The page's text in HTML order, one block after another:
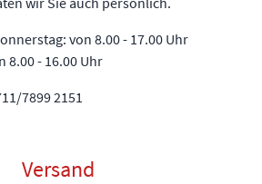
von 8.00 - 17.00 Uhr
8.00 - 16.00 Uhr
7899 2151
Versand